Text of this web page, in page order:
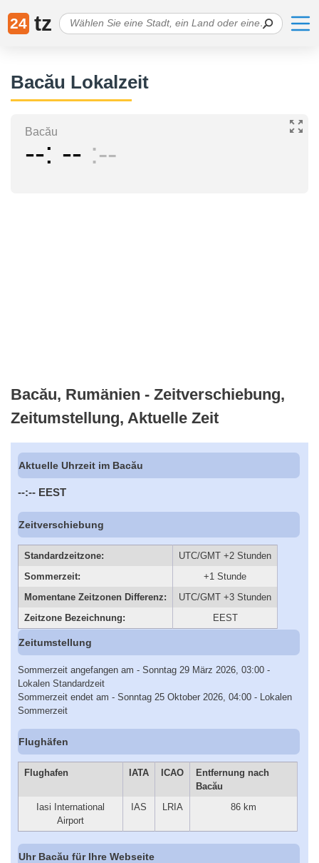
24 tz
Bacău Lokalzeit
Bacău
-- -- --
Bacău, Rumänien - Zeitverschiebung,
Zeitumstellung, Aktuelle Zeit
Aktuelle Uhrzeit im Bacău
--:-- EEST
Zeitverschiebung
Standardzeitzone:
UTC/GMT +2 Stunden
Sommerzeit:
+1 Stunde
Momentane Zeitzonen Differenz:
UTC/GMT +3 Stunden
Zeitzone Bezeichnung:
EEST
Zeitumstellung
Sommerzeit angefangen am - Sonntag 29 März 2026, 03:00 -
Lokalen Standardzeit
Sommerzeit endet am - Sonntag 25 Oktober 2026, 04:00 - Lokalen
Sommerzeit
Flughäfen
Flughafen IATA ICAO
Entfernung nach
Bacău
Iasi International
Airport
IAS LRIA 86 km
Uhr Bacău für Ihre Webseite